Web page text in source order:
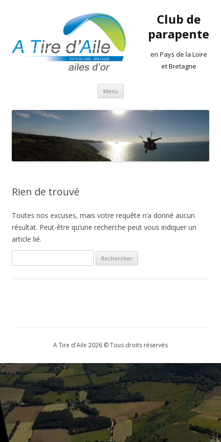
Club de
parapente
en Pays de la Loire
et Bretagne
Menu Aller
contenu
Rien de trouvé
Toutes nos excuses, mais votre requête n’a donné aucun
résultat. Peut-être qu’une recherche peut vous indiquer un
article lié.
A Tire d'Aile 2026 © Tous droits réservés